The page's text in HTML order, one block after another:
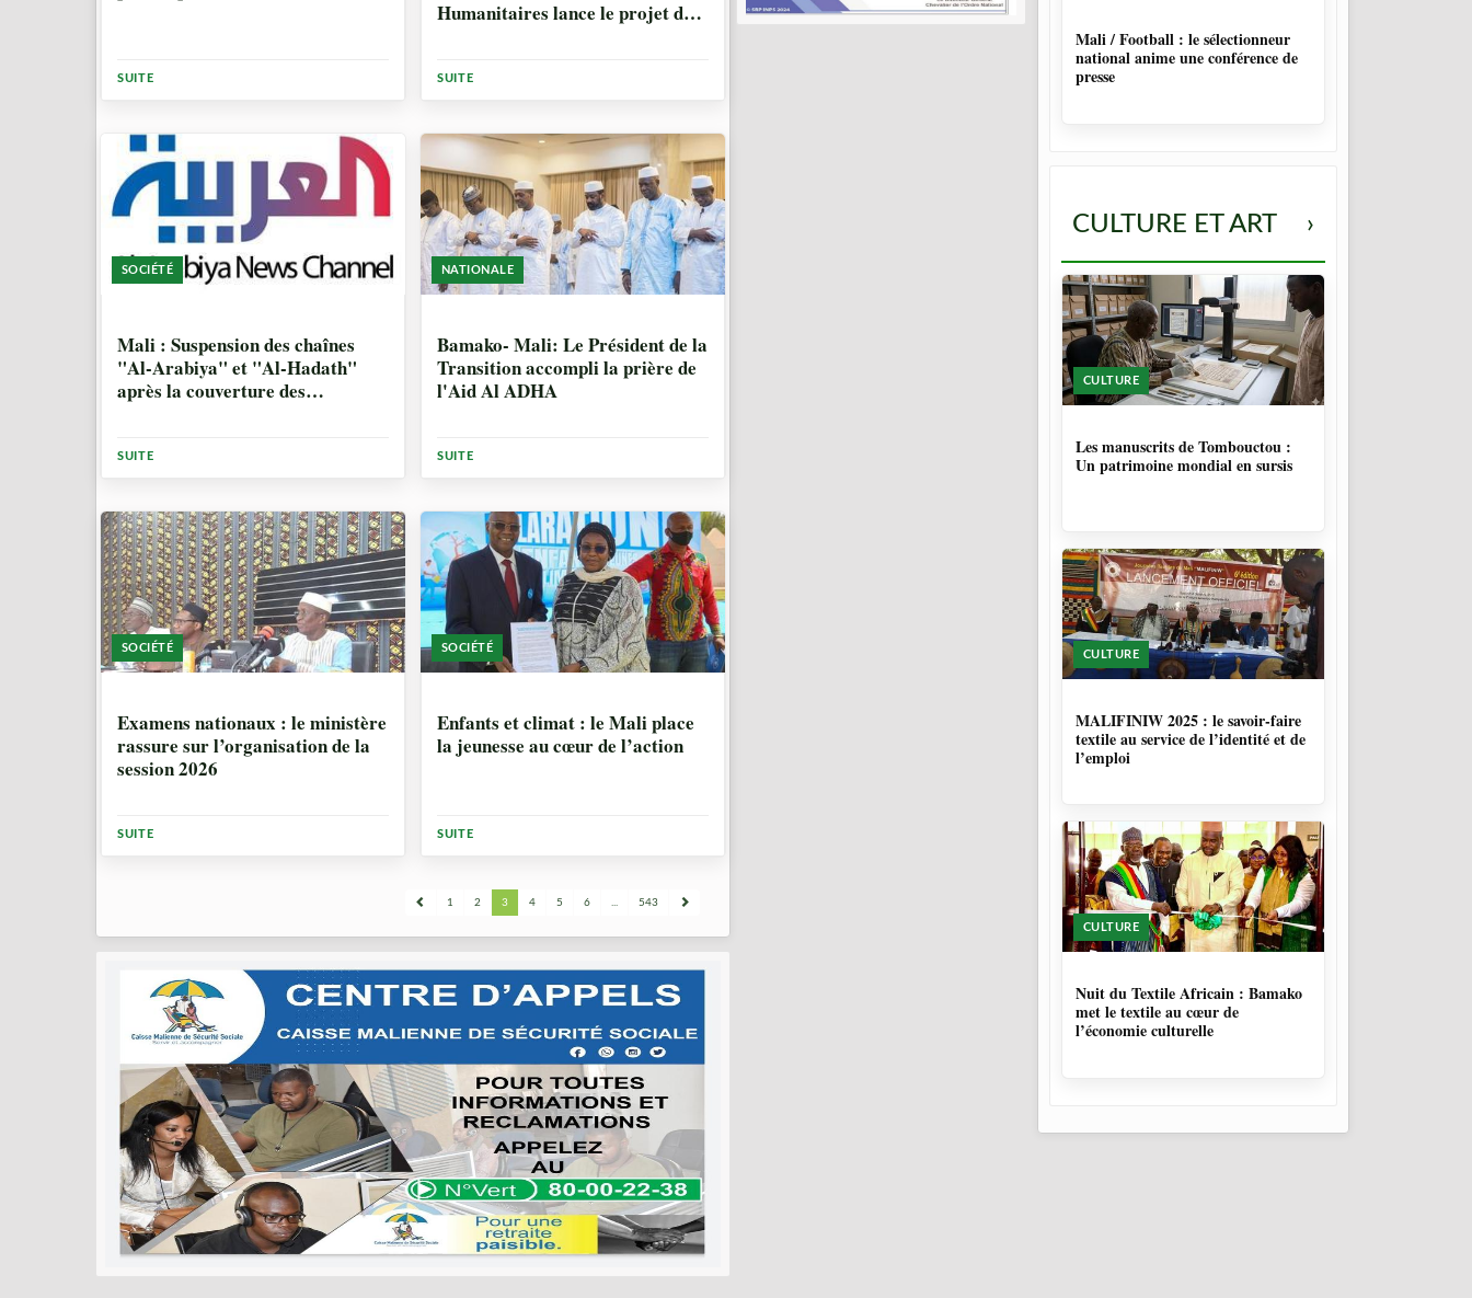
SUITE
Humanitaires lance le projet de
SUITE
SOCIÉTÉ
Mali : Suspension des chaînes
"Al-Arabiya" et "Al-Hadath"
après la couverture des
SUITE
NATIONALE
Bamako- Mali: Le Président de la
Transition accompli la prière de
l'Aid Al ADHA
SUITE
SOCIÉTÉ
Examens nationaux : le ministère
rassure sur l’organisation de la
session 2026
SUITE
SOCIÉTÉ
Enfants et climat : le Mali place
la jeunesse au cœur de l’action
SUITE
1 2 3 4 5 6 ... 543
Mali / Football : le sélectionneur
national anime une conférence de
presse
CULTURE ET ART ›
CULTURE
Les manuscrits de Tombouctou :
Un patrimoine mondial en sursis
CULTURE
MALIFINIW 2025 : le savoir-faire
textile au service de l’identité et de
l’emploi
CULTURE
Nuit du Textile Africain : Bamako
met le textile au cœur de
l’économie culturelle